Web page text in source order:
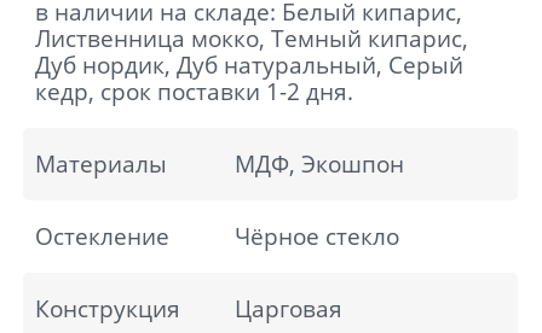
в наличии на складе: Белый кипарис,
Лиственница мокко, Темный кипарис,
Дуб нордик, Дуб натуральный, Серый
кедр, срок поставки 1-2 дня.
Материалы МДФ, Экошпон
Остекление Чёрное стекло
Конструкция Царговая